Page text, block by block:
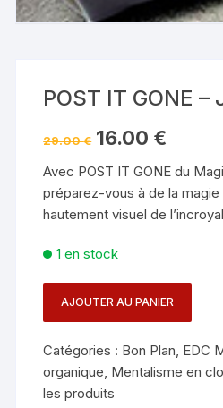
POST IT GONE –
29.00€ Le
prix
était :
29.00 €.
16.00 €
est :
16.00 €.
Avec POST IT GONE du
préparez-vous à de la
hautement visuel de
1 en stock
POST
IT
GONE
AJOUTER AU PANIER
Catégories : Bon Plan, EDC
organique, Mentalisme en
les produits